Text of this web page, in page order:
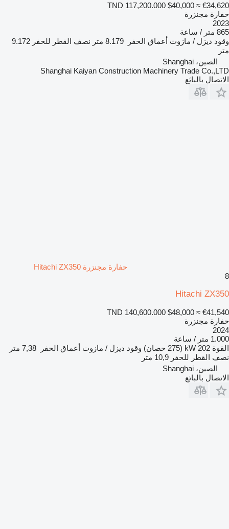
TND 117,200.000 $40,000 ≈ €34,620
حفارة مجنزرة
2023
865 متر / ساعة
وقود ديزل / مازوت أعماق الحفر 8.179 متر نصف القطر للحفر 9.172
متر
الصين، Shanghai
Shanghai Kaiyan Construction Machinery Trade Co.,LTD
الاتصال بالبائع
حفارة مجنزرة Hitachi ZX350
8
Hitachi ZX350
TND 140,600.000 $48,000 ≈ €41,540
حفارة مجنزرة
2024
1.000 متر / ساعة
القوة 202 kW (275 حصان) وقود ديزل / مازوت أعماق الحفر
7,38 متر
نصف القطر للحفر 10,9 متر
الصين، Shanghai
الاتصال بالبائع